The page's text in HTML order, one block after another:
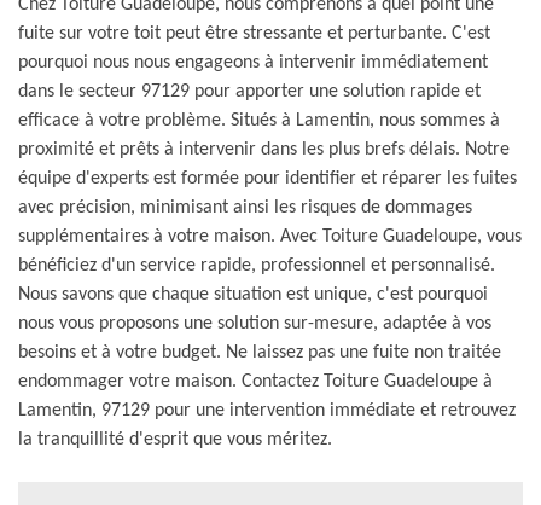
Chez Toiture Guadeloupe, nous comprenons à quel point une
fuite sur votre toit peut être stressante et perturbante. C'est
pourquoi nous nous engageons à intervenir immédiatement
dans le secteur 97129 pour apporter une solution rapide et
efficace à votre problème. Situés à Lamentin, nous sommes à
proximité et prêts à intervenir dans les plus brefs délais. Notre
équipe d'experts est formée pour identifier et réparer les fuites
avec précision, minimisant ainsi les risques de dommages
supplémentaires à votre maison. Avec Toiture Guadeloupe, vous
bénéficiez d'un service rapide, professionnel et personnalisé.
Nous savons que chaque situation est unique, c'est pourquoi
nous vous proposons une solution sur-mesure, adaptée à vos
besoins et à votre budget. Ne laissez pas une fuite non traitée
endommager votre maison. Contactez Toiture Guadeloupe à
Lamentin, 97129 pour une intervention immédiate et retrouvez
la tranquillité d'esprit que vous méritez.